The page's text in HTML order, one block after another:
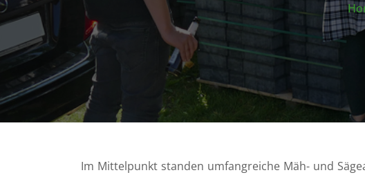
Im Mittelpunkt standen umfangreiche Mäh- und